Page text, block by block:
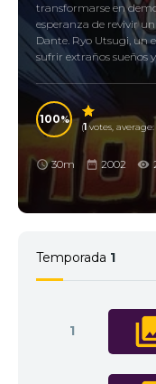
transformarse en
esperanza de revivir
Dante. Ryo Utsugi, un
sufrir extraños sueños
100
(1votes, average:
30m 2002
Temporada 1
1